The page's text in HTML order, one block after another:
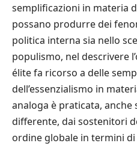
semplificazioni in materia
possano produrre dei
politica interna sia nello
populismo, nel descrivere
élite fa ricorso a delle
dell’essenzialismo in
analoga è praticata,
differente, dai sostenitori
ordine globale in termini